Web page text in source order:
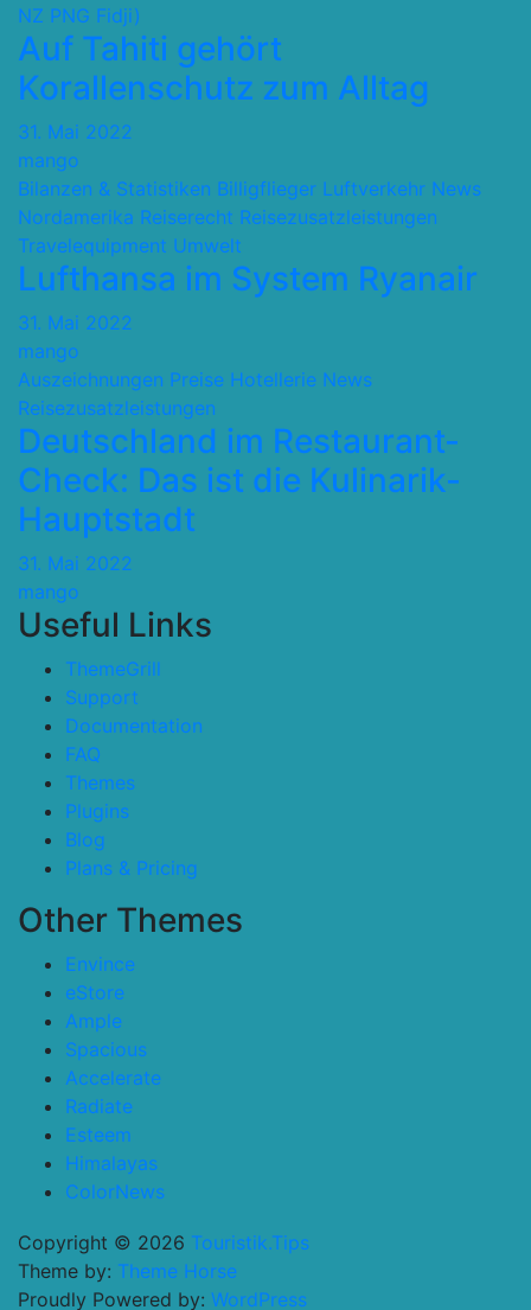
NZ PNG Fidji)
Auf Tahiti gehört
Korallenschutz zum Alltag
31. Mai 2022
mango
Bilanzen & Statistiken Billigflieger Luftverkehr News
Nordamerika Reiserecht Reisezusatzleistungen
Travelequipment Umwelt
Lufthansa im System Ryanair
31. Mai 2022
mango
Auszeichnungen Preise Hotellerie News
Reisezusatzleistungen
Deutschland im Restaurant-
Check: Das ist die Kulinarik-
Hauptstadt
31. Mai 2022
mango
Useful Links
ThemeGrill
Support
Documentation
FAQ
Themes
Plugins
Blog
Plans & Pricing
Other Themes
Envince
eStore
Ample
Spacious
Accelerate
Radiate
Esteem
Himalayas
ColorNews
Copyright © 2026 Touristik.Tips
Theme by: Theme Horse
Proudly Powered by: WordPress